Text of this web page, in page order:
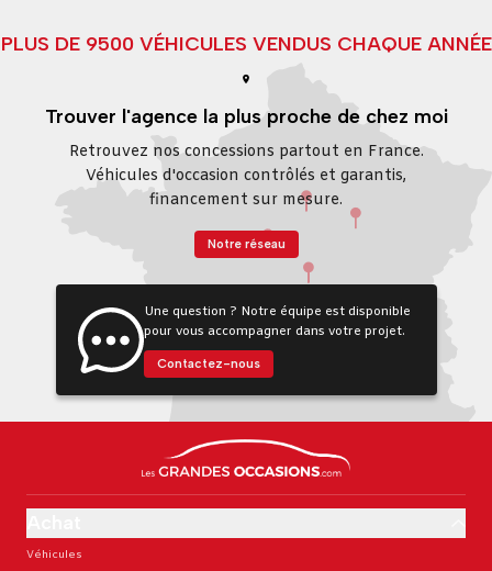
PLUS DE 9500 VÉHICULES VENDUS CHAQUE ANNÉE
Trouver l'agence la plus proche de chez moi
Retrouvez nos concessions partout en France.
Véhicules d'occasion contrôlés et garantis,
financement sur mesure.
Notre réseau
Une question ? Notre équipe est disponible
pour vous accompagner dans votre projet.
Contactez-nous
Véhicules